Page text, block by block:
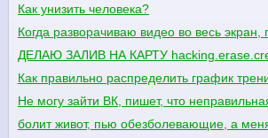
Как унизить человека?
Когда разворачиваю видео во весь
ДЕЛАЮ ЗАЛИВ НА КАРТУ
Как правильно распределить график
Не могу зайти ВК, пишет, что
болит живот, пью обезболевающие, а